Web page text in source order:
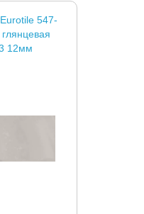
547-
12мм